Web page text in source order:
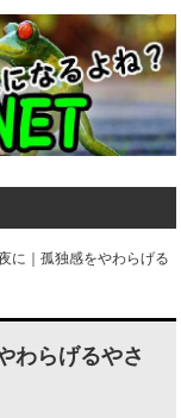
に｜孤独感をやわらげる
わらげるやさ